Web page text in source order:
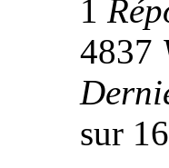
1
4837
sur